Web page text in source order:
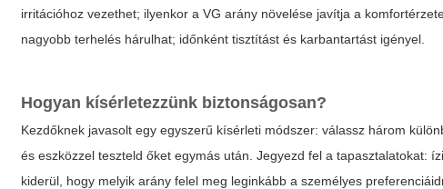
irritációhoz vezethet; ilyenkor a VG arány növelése javítja a
nagyobb terhelés hárulhat; időnként tisztítást és karbantartást igényel.
Hogyan kísérletezzünk biztonságosan?
Kezdőknek javasolt egy egyszerű kísérleti módszer: válassz három
és eszközzel teszteld őket egymás után. Jegyezd fel a tapasztalatokat:
kiderül, hogy melyik arány felel meg leginkább a személyes